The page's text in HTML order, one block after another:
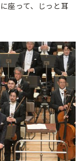
座って、じっと耳